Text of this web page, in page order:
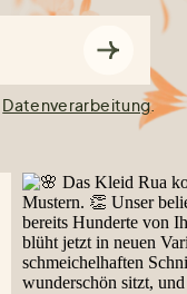
Datenverarbeitung.